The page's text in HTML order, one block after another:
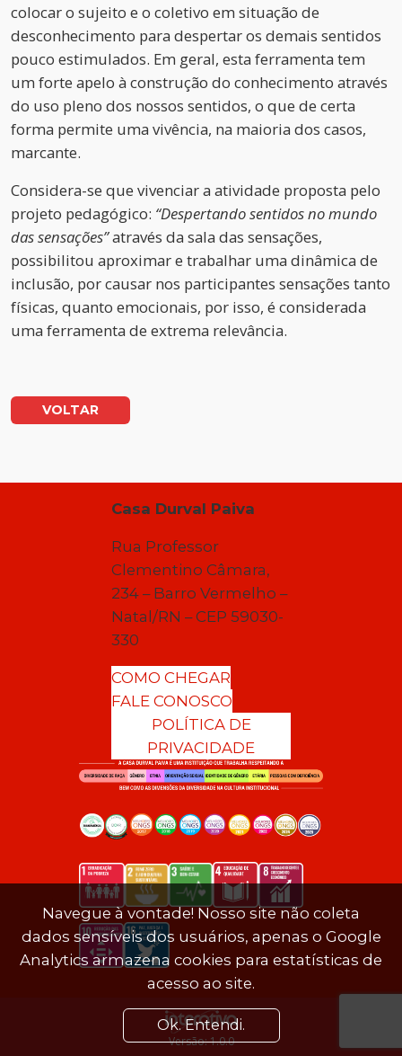
colocar o sujeito e o coletivo em situação de
desconhecimento para despertar os demais sentidos
pouco estimulados. Em geral, esta ferramenta tem
um forte apelo à construção do conhecimento através
do uso pleno dos nossos sentidos, o que de certa
forma permite uma vivência, na maioria dos casos,
marcante.
Considera-se que vivenciar a atividade proposta pelo
projeto pedagógico: “Despertando sentidos no mundo
das sensações”através da sala das sensações,
possibilitou aproximar e trabalhar uma dinâmica de
inclusão, por causar nos participantes sensações tanto
físicas, quanto emocionais, por isso, é considerada
uma ferramenta de extrema relevância.
VOLTAR
Casa Durval Paiva
Rua Professor
Clementino Câmara,
234 – Barro Vermelho –
Natal/RN – CEP 59030-
330
COMO CHEGAR
FALE CONOSCO
POLÍTICA DE
PRIVACIDADE
Versão: 1.0.0
Navegue à vontade! Nosso site não coleta
dados sensíveis dos usuários, apenas o Google
Analytics armazena cookies para estatísticas de
acesso ao site.
Ok. Entendi.